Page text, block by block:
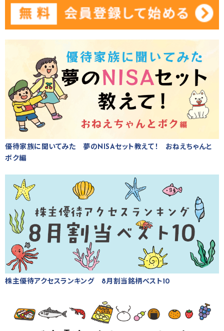
優待家族に聞いてみた 夢のNISAセット教えて！ おねえちゃんと
ボク編
株主優待アクセスランキング 8月割当銘柄ベスト10